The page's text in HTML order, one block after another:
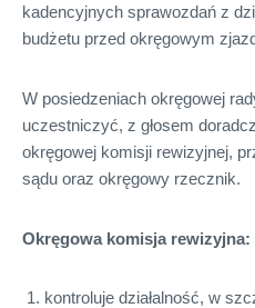
kadencyjnych sprawozdań z
budżetu przed okręgowym
W posiedzeniach okręgowej
uczestniczyć, z głosem
okręgowej komisji rewizyjnej,
sądu oraz okręgowy rzecznik.
Okręgowa komisja rewizyjna:
kontroluje działalność, w